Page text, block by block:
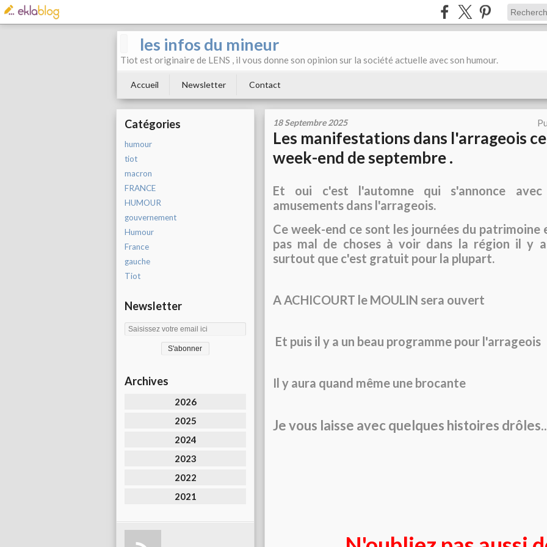
les infos du mineur
Tiot est originaire de LENS , il vous donne son opinion sur la société actuelle avec son humour.
Accueil Newsletter Contact
Catégories
humour
tiot
macron
FRANCE
HUMOUR
gouvernement
Humour
France
gauche
Tiot
Newsletter
Archives
2026
2025
2024
2023
2022
2021
18 Septembre 2025
Les manifestations dans l'arrageois
week-end de septembre .
Et oui c'est l'automne qui s'annonce
amusements dans l'arrageois.
Ce week-end ce sont les journées du patrimoine
pas mal de choses à voir dans la région il y
surtout que c'est gratuit pour la plupart.
A ACHICOURT le MOULIN sera ouvert
Et puis il y a un beau programme pour l'arrageois
Il y aura quand même une brocante
Je vous laisse avec quelques histoires